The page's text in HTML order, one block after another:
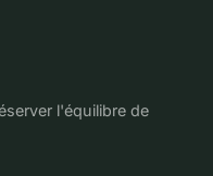
l'équilibre de